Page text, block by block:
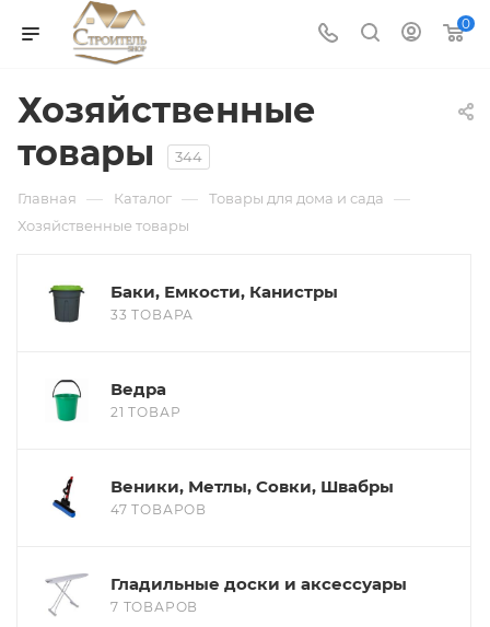
0
Хозяйственные
товары
344
Главная — Каталог — Товары для дома и сада —
Хозяйственные товары
Баки, Емкости, Канистры
33 ТОВАРА
Ведра
21 ТОВАР
Веники, Метлы, Совки, Швабры
47 ТОВАРОВ
Гладильные доски и аксессуары
7 ТОВАРОВ